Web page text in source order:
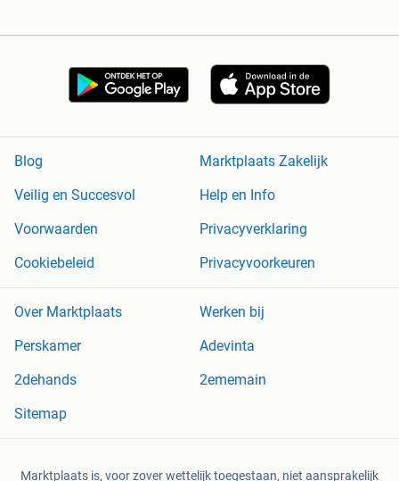
Blog
Marktplaats Zakelijk
Veilig en Succesvol
Help en Info
Voorwaarden
Privacyverklaring
Cookiebeleid
Privacyvoorkeuren
Over Marktplaats
Werken bij
Perskamer
Adevinta
2dehands
2ememain
Sitemap
Marktplaats is, voor zover wettelijk toegestaan, niet aansprakelijk